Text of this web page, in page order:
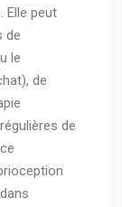
Elle peut
de
le
de
de